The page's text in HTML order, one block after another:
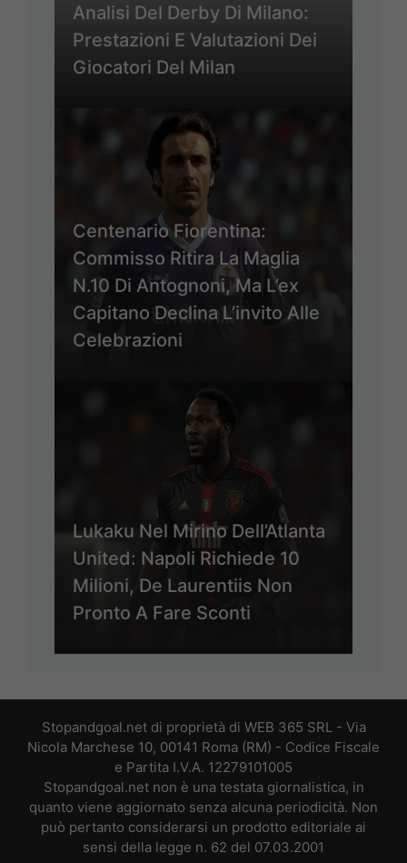
Analisi Del Derby Di Milano:
Prestazioni E Valutazioni Dei
Giocatori Del Milan
Centenario Fiorentina:
Commisso Ritira La Maglia
N.10 Di Antognoni, Ma L’ex
Capitano Declina L’invito Alle
Celebrazioni
Lukaku Nel Mirino Dell’Atlanta
United: Napoli Richiede 10
Milioni, De Laurentiis Non
Pronto A Fare Sconti
Stopandgoal.net di proprietà di WEB 365 SRL - Via
Nicola Marchese 10, 00141 Roma (RM) - Codice Fiscale
e Partita I.V.A. 12279101005
Stopandgoal.net non è una testata giornalistica, in
quanto viene aggiornato senza alcuna periodicità. Non
può pertanto considerarsi un prodotto editoriale ai
sensi della legge n. 62 del 07.03.2001